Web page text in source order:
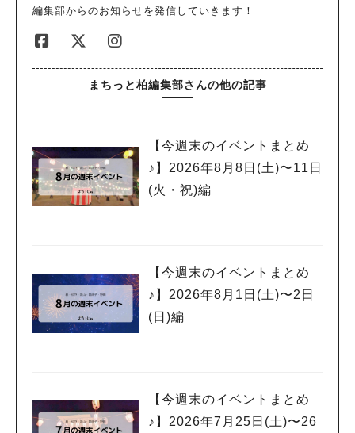
編集部からのお知らせを発信していきます！
まちっと柏編集部さんの他の記事
【今週末のイベントまとめ
♪】2026年8月8日(土)〜11日
(火・祝)編
【今週末のイベントまとめ
♪】2026年8月1日(土)〜2日
(日)編
【今週末のイベントまとめ
♪】2026年7月25日(土)〜26